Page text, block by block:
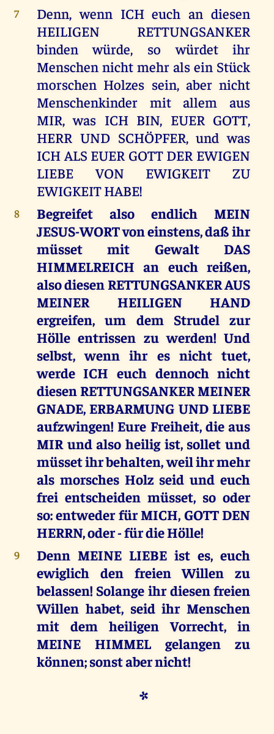
7
Denn, wenn ICH euch an diesen
HEILIGEN RETTUNGSANKER
binden würde, so würdet ihr
Menschen nicht mehr als ein Stück
morschen Holzes sein, aber nicht
Menschenkinder mit allem aus
MIR, was ICH BIN, EUER GOTT,
HERR UND SCHÖPFER, und was
ICH ALS EUER GOTT DER EWIGEN
LIEBE VON EWIGKEIT ZU
EWIGKEIT HABE!
8
Begreifet also endlich MEIN
JESUS-WORT von einstens, daß ihr
müsset mit Gewalt DAS
HIMMELREICH an euch reißen,
also diesen RETTUNGSANKER AUS
MEINER HEILIGEN HAND
ergreifen, um dem Strudel zur
Hölle entrissen zu werden! Und
selbst, wenn ihr es nicht tuet,
werde ICH euch dennoch nicht
diesen RETTUNGSANKER MEINER
GNADE, ERBARMUNG UND LIEBE
aufzwingen! Eure Freiheit, die aus
MIR und also heilig ist, sollet und
müsset ihr behalten, weil ihr mehr
als morsches Holz seid und euch
frei entscheiden müsset, so oder
so: entweder für MICH, GOTT DEN
HERRN, oder - für die Hölle!
9
Denn MEINE LIEBE ist es, euch
ewiglich den freien Willen zu
belassen! Solange ihr diesen freien
Willen habet, seid ihr Menschen
mit dem heiligen Vorrecht, in
MEINE HIMMEL gelangen zu
können; sonst aber nicht!
*